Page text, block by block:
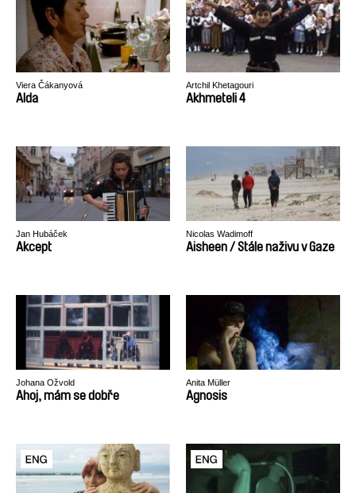
Viera Čákanyová
Alda
Artchil Khetagouri
Akhmeteli 4
Jan Hubáček
Akcept
Nicolas Wadimoff
Aisheen / Stále naživu v Gaze
Johana Ožvold
Ahoj, mám se dobře
Anita Müller
Agnosis